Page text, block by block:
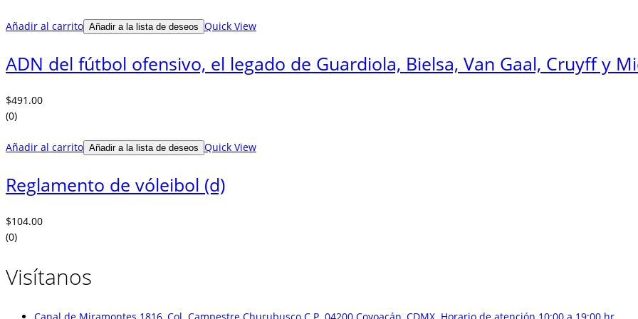
Añadir al carrito Añadir a la lista de deseos Quick View
ADN del fútbol ofensivo, el legado de Guardiola, Bielsa, Van Gaal, Cruyff y
$491.00
(0)
Añadir al carrito Añadir a la lista de deseos Quick View
Reglamento de vóleibol (d)
$104.00
(0)
Visítanos